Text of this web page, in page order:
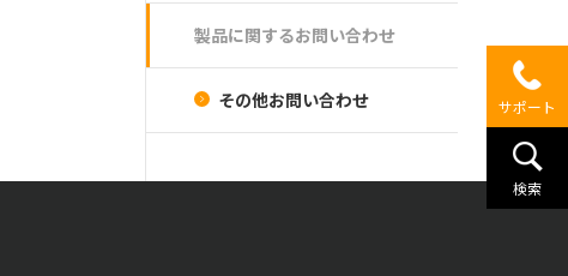
製品に関するお問い合わせ
その他お問い合わせ サポート
検索